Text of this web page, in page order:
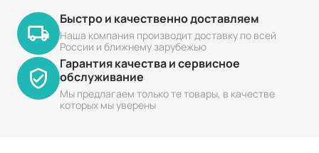
Быстро и качественно доставляем
Наша компания производит доставку по всей
России и ближнему зарубежью
Гарантия качества и сервисное
обслуживание
Мы предлагаем только те товары, в качестве
которых мы уверены